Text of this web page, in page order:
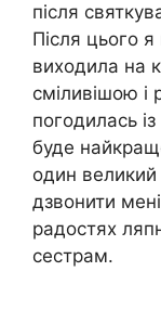
після
Після цього
виходила на
сміливішою
погодилась
буде
один великий
дзвонити
радостях
сестрам.